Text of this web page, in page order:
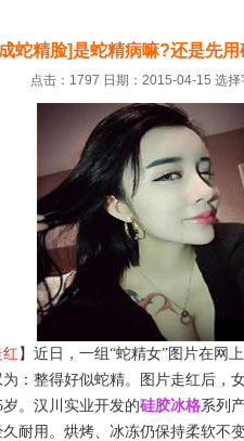
蛇精脸]是蛇精病嘛?还是先
点击：1797 日期：2015-04-15 选择
红 】 近日，一组“蛇精女”图片在网
：整得好似蛇精。
图片走红后，
。汉川实业开发的硅胶冰格系列
耐用。烘烤、冰冻仍保持柔软不